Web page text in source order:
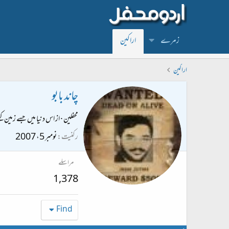
زمرے اراکین
اراکین
چاند بابو
محفلین·ازاس دنیا میں جسے زمین
رکنیت نومبر 5، 2007
مراسلے
1,378
Find